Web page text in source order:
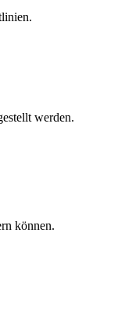
werden.
können.